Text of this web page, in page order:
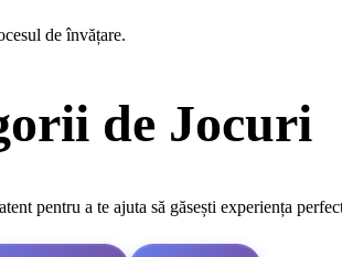
de învățare.
de Jocuri
pentru a te ajuta să găsești experiența